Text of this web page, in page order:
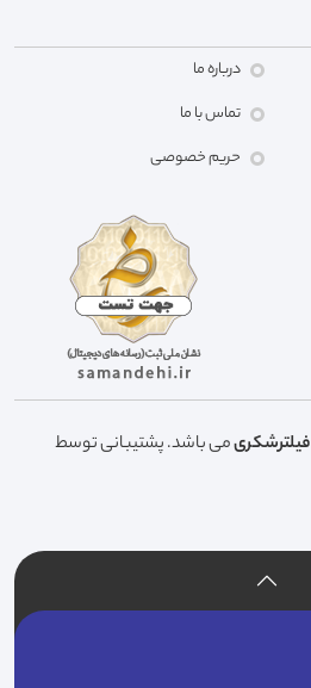
درباره ما
تماس با ما
حریم خصوصی
فیلترشکریمی باشد. پشتیبانی توسط